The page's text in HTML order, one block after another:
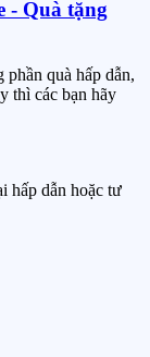
- Quà tặng
phần quà hấp dẫn,
thì các bạn hãy
hấp dẫn hoặc tư